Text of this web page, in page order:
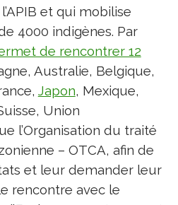
et qui mobilise
4000 indigènes. Par
de rencontrer 12
Australie, Belgique,
Japon, Mexique,
Union
l’Organisation du traité
– OTCA, afin de
et leur demander leur
rencontre avec le